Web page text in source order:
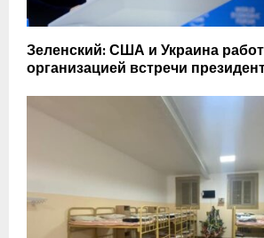
Зеленский: США и Украина
организацией встречи